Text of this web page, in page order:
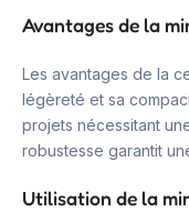
Avantages de la
Les avantages de la
légèreté et sa
projets nécessitant
robustesse garantit
Utilisation de la